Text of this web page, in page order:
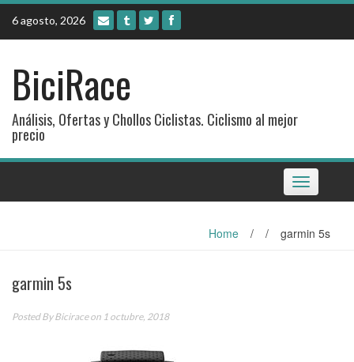
Skip
content
6 agosto, 2026
BiciRace
Análisis, Ofertas y Chollos Ciclistas. Ciclismo al mejor
precio
Toggle
navigation
Home / / garmin 5s
garmin 5s
Posted ByBiciraceon 1 octubre, 2018